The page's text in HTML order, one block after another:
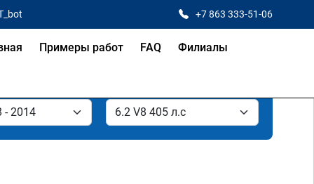
+7 863 333-51-06
Примеры работ FAQ Филиалы